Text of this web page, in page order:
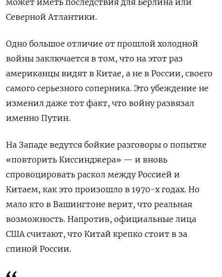
может иметь последствия для Берлина или
Северной Атлантики.
Одно большое отличие от прошлой холодной
войны заключается в том, что на этот раз
американцы видят в Китае, а не в России, своего
самого серьезного соперника. Это убеждение не
изменил даже тот факт, что войну развязал
именно Путин.
На Западе ведутся бойкие разговоры о попытке
«повторить Киссинджера» — и вновь
спровоцировать раскол между Россией и
Китаем, как это произошло в 1970-х годах. Но
мало кто в Вашингтоне верит, что реальная
возможность. Напротив, официальные лица
США считают, что Китай крепко стоит в за
спиной России.